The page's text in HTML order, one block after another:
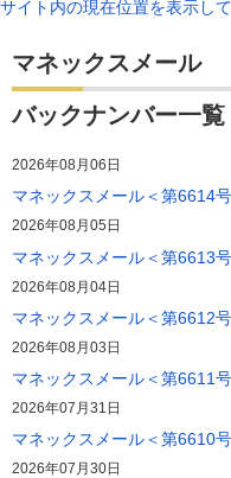
サイト内の現在位置を表示して
マネックスメール
バックナンバー一覧
2026年08月06日
マネックスメール＜第6614
2026年08月05日
マネックスメール＜第6613
2026年08月04日
マネックスメール＜第6612
2026年08月03日
マネックスメール＜第6611
2026年07月31日
マネックスメール＜第6610
2026年07月30日